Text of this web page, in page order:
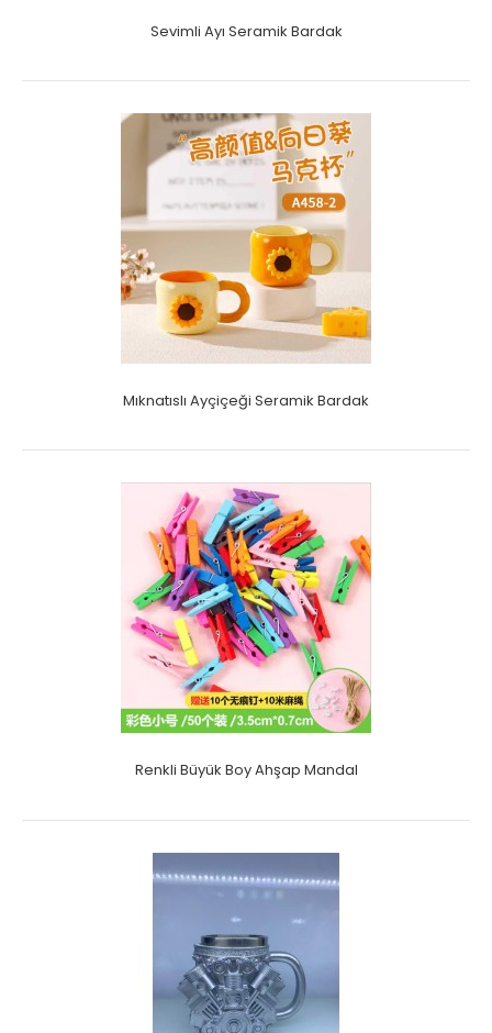
Sevimli Ayı Seramik Bardak
Mıknatıslı Ayçiçeği Seramik Bardak
Renkli Büyük Boy Ahşap Mandal